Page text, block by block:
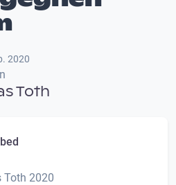
2020
Toth
Toth 2020